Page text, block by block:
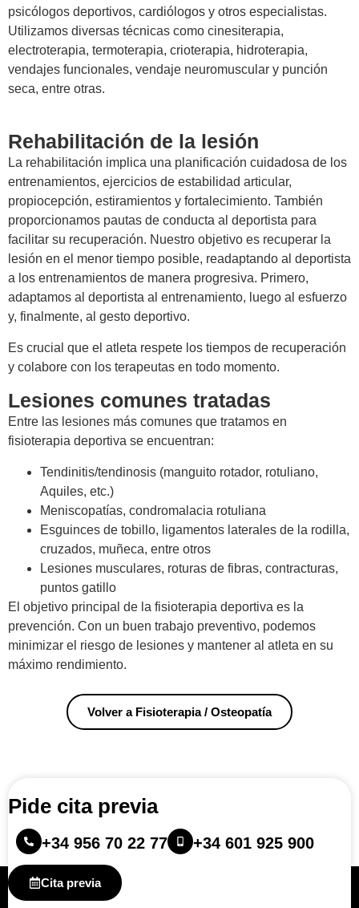
psicólogos deportivos, cardiólogos y otros especialistas.
Utilizamos diversas técnicas como cinesiterapia,
electroterapia, termoterapia, crioterapia, hidroterapia,
vendajes funcionales, vendaje neuromuscular y punción
seca, entre otras.
Rehabilitación de la lesión
La rehabilitación implica una planificación cuidadosa de los
entrenamientos, ejercicios de estabilidad articular,
propiocepción, estiramientos y fortalecimiento. También
proporcionamos pautas de conducta al deportista para
facilitar su recuperación. Nuestro objetivo es recuperar la
lesión en el menor tiempo posible, readaptando al deportista
a los entrenamientos de manera progresiva. Primero,
adaptamos al deportista al entrenamiento, luego al esfuerzo
y, finalmente, al gesto deportivo.
Es crucial que el atleta respete los tiempos de recuperación
y colabore con los terapeutas en todo momento.
Lesiones comunes tratadas
Entre las lesiones más comunes que tratamos en
fisioterapia deportiva se encuentran:
Tendinitis/tendinosis (manguito rotador, rotuliano,
Aquiles, etc.)
Meniscopatías, condromalacia rotuliana
Esguinces de tobillo, ligamentos laterales de la rodilla,
cruzados, muñeca, entre otros
Lesiones musculares, roturas de fibras, contracturas,
puntos gatillo
El objetivo principal de la fisioterapia deportiva es la
prevención. Con un buen trabajo preventivo, podemos
minimizar el riesgo de lesiones y mantener al atleta en su
máximo rendimiento.
Volver a Fisioterapia / Osteopatía
Pide cita previa
+34 956 70 22 77 +34 601 925 900
Cita previa